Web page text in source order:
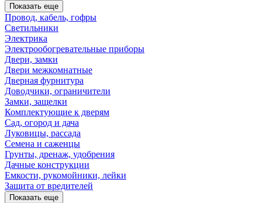
Показать еще
Провод, кабель, гофры
Светильники
Электрика
Электрообогревательные приборы
Двери, замки
Двери межкомнатные
Дверная фурнитура
Доводчики, ограничители
Замки, защелки
Комплектующие к дверям
Сад, огород и дача
Луковицы, рассада
Семена и саженцы
Грунты, дренаж, удобрения
Дачные конструкции
Емкости, рукомойники, лейки
Защита от вредителей
Показать еще